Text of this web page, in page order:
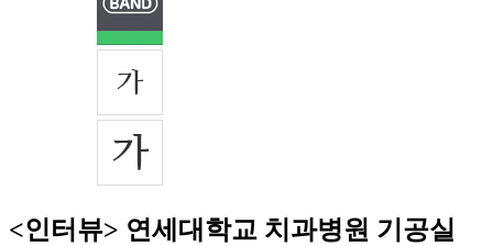
<인터뷰> 연세대학교 치과병원 기공실